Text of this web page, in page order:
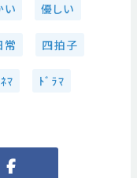
い 優しい
常 四拍子
ﾏ ﾄﾞﾗﾏ